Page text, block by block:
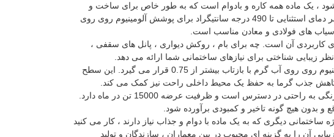
، یک ماده همه کاره و بادوام است که به طور خاص برای ساخت و
سازهای مختلف و کاربردهای صنعتی طراحی شده است. با مقاومت در برابر دمای استثنایی تا 490 درجه سانتیگراد برای پوشش آلومینیوم روی روی
های فولادی و معادن مناسب است.
کاربردی آن است. چه برای بام ، روکش دیواری ، پانل های سقفی ،
زیبایی شناختی برای نیازهای ساختمانی شما ارائه می دهد.
هنگامی که صحبت از بازتاب می شود ، صفحه فولادی رنگی با روکش آلومینیوم روی روی آب گرم با بازتاب بیشتر از 0.75 قرار می گیرد. این سطح
کاهش جذب گرما به حفظ یک محیط داخلی راحت نیز کمک می کند.
از نظر ظرفیت عرضه ، می توانید اطمینان داشته باشید که صفحه فولادی رنگی به راحتی در دسترس است و ظرفیت عرضه 15000 تن در ماه دارد.
بدون هیچ گونه تاخیر و کمبودی برآورده شود.
ساختمانی دیگری که به یک ماده با دوام و جذاب نیاز دارند ، کار می کنید
آن را به گزینه ای محبوب در بین معماران ، سازندگان و تولید